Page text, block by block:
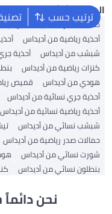
ترتيب حسب
البحث الشائع
حقائب ظهر حقيبة ظهر
أحذية رياضية من أديداس
شبشب من أديداس
أحذية
كنزات رياضية من أديداس
هودي من أديداس
قميص
أحذية جري نسائية من أديداس
أحذية رياضية نسائية من أديداس
شبشب نسائي من أديداس
حمالات صدر رياضية من أديداس
شورت نسائي من أديداس
بنطلون نسائي من أديداس
نحن